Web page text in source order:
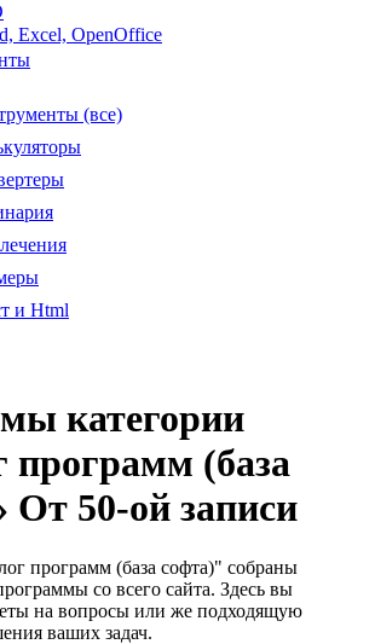
Excel, OpenOffice
(все)
и Html
категории
программ (база
От 50-ой записи
программ (база софта)" собраны
со всего сайта. Здесь вы
на вопросы или же подходящую
ваших задач.